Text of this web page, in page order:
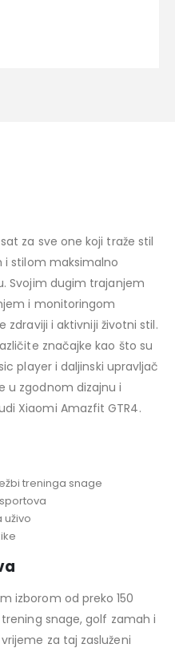
za sve one koji traže stil
i stilom maksimalno
Svojim dugim trajanjem
i monitoringom
zdraviji i aktivniji životni stil.
značajke kao što su
player i daljinski upravljač
u zgodnom dizajnu i
Xiaomi Amazfit GTR4.
treninga snage
uživo
izborom od preko 150
snage, golf zamah i
za taj zasluženi